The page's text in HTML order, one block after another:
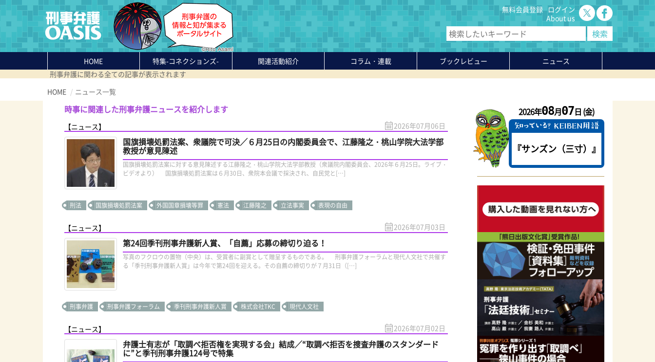
無料会員登録 ログイン
About us
HOME 特集-コネクションズ- 関連活動紹介 コラム・連載 ブックレビュー
ニュース
刑事弁護に関わる全ての記事が表示されます
HOME
ニュース一覧
時事に関連した刑事弁護ニュースを紹介します
【ニュース】 2026年07月06日
国旗損壊処罰法案、衆議院で可決／６月25日の内閣委員会で、江藤隆之・桃山学院大法学部
教授が意見陳述
国旗損壊処罰法案に対する意見陳述する江藤隆之・桃山学院大法学部教授（衆議院内閣委員会、2026年６月25日。ライブ・
ビデオより） 国旗損壊処罰法案は６月30日、衆院本会議で採決され、自民党と[…]
刑法 国旗損壊処罰法案 外国国章損壊等罪 憲法 江藤隆之 立法事実 表現の自由
【ニュース】 2026年07月03日
第24回季刊刑事弁護新人賞、「自薦」応募の締切り迫る！
写真のフクロウの置物（中央）は、受賞者に副賞として贈呈するものである。 刑事弁護フォーラムと現代人文社で共催す
る「季刊刑事弁護新人賞」は今年で第24回を迎える。その自薦の締切りが７月31日（[…]
刑事弁護 刑事弁護フォーラム 季刊刑事弁護新人賞 株式会社TKC 現代人文社
【ニュース】 2026年07月02日
弁護士有志が「取調べ拒否権を実現する会」結成／“取調べ拒否を捜査弁護のスタンダード
に”と季刊刑事弁護124号で特集
2026年08月07日 (金)
『サンズン（三寸）』